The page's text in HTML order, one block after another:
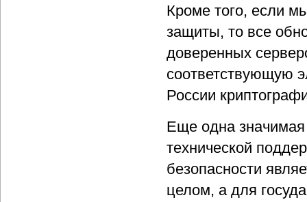
Кроме того, если
защиты, то все
доверенных
соответствующую
России
Еще одна
технической
безопасности
целом, а для